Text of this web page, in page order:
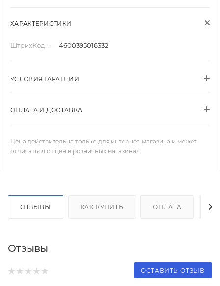
ХАРАКТЕРИСТИКИ
ШтрихКод — 4600395016332
УСЛОВИЯ ГАРАНТИИ
ОПЛАТА И ДОСТАВКА
Цена действительна только для интернет-магазина и может
отличаться от цен в розничных магазинах
ОТЗЫВЫ КАК КУПИТЬ ОПЛАТА
Отзывы
ОСТАВИТЬ ОТЗЫВ